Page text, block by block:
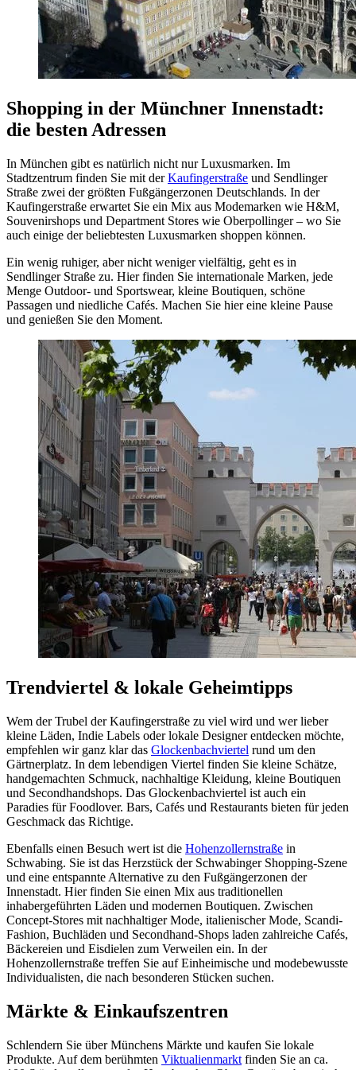
Shopping in der Münchner Innenstadt:
die besten Adressen
In München gibt es natürlich nicht nur Luxusmarken. Im
Stadtzentrum finden Sie mit derKaufingerstraße und Sendlinger
Straße zwei der größten Fußgängerzonen Deutschlands. In der
Kaufingerstraße erwartet Sie ein Mix aus Modemarken wie H&M,
Souvenirshops und Department Stores wie Oberpollinger – wo Sie
auch einige der beliebtesten Luxusmarken shoppen können.
Ein wenig ruhiger, aber nicht weniger vielfältig, geht es in
Sendlinger Straße zu. Hier finden Sie internationale Marken, jede
Menge Outdoor- und Sportswear, kleine Boutiquen, schöne
Passagen und niedliche Cafés. Machen Sie hier eine kleine Pause
und genießen Sie den Moment.
Trendviertel & lokale Geheimtipps
Wem der Trubel der Kaufingerstraße zu viel wird und wer lieber
kleine Läden, Indie Labels oder lokale Designer entdecken möchte,
empfehlen wir ganz klar das Glockenbachviertel rund um den
Gärtnerplatz. In dem lebendigen Viertel finden Sie kleine Schätze,
handgemachten Schmuck, nachhaltige Kleidung, kleine Boutiquen
und Secondhandshops. Das Glockenbachviertel ist auch ein
Paradies für Foodlover. Bars, Cafés und Restaurants bieten für jeden
Geschmack das Richtige.
Ebenfalls einen Besuch wert ist die Hohenzollernstraße in
Schwabing. Sie ist das Herzstück der Schwabinger Shopping-Szene
und eine entspannte Alternative zu den Fußgängerzonen der
Innenstadt. Hier finden Sie einen Mix aus traditionellen
inhabergeführten Läden und modernen Boutiquen. Zwischen
Concept-Stores mit nachhaltiger Mode, italienischer Mode, Scandi-
Fashion, Buchläden und Secondhand-Shops laden zahlreiche Cafés,
Bäckereien und Eisdielen zum Verweilen ein. In der
Hohenzollernstraße treffen Sie auf Einheimische und modebewusste
Individualisten, die nach besonderen Stücken suchen.
Märkte & Einkaufszentren
Schlendern Sie über Münchens Märkte und kaufen Sie lokale
Produkte. Auf dem berühmten Viktualienmarkt finden Sie an ca.